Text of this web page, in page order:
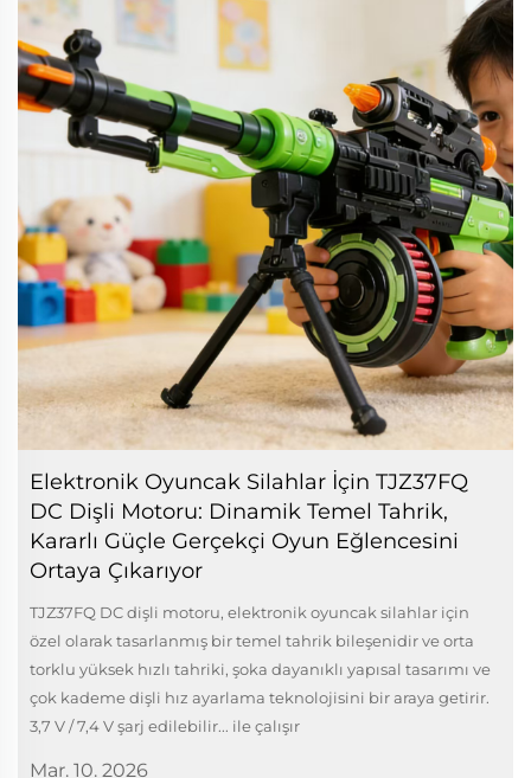
Elektronik Oyuncak Silahlar İçin TJZ37FQ
DC Dişli Motoru: Dinamik Temel Tahrik,
Kararlı Güçle Gerçekçi Oyun Eğlencesini
Ortaya Çıkarıyor
TJZ37FQ DC dişli motoru, elektronik oyuncak silahlar için
özel olarak tasarlanmış bir temel tahrik bileşenidir ve orta
torklu yüksek hızlı tahriki, şoka dayanıklı yapısal tasarımı ve
çok kademe dişli hız ayarlama teknolojisini bir araya getirir.
3,7 V / 7,4 V şarj edilebilir... ile çalışır
Mar. 10. 2026